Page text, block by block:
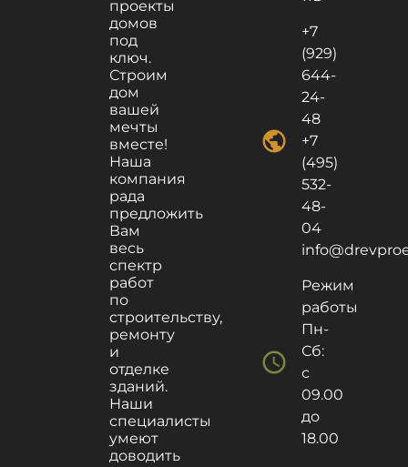
проекты
домов
под
ключ.
Строим
дом
вашей
мечты
вместе!
Наша
компания
рада
предложить
Вам
весь
спектр
работ
по
строительству,
ремонту
и
отделке
зданий.
Наши
специалисты
умеют
доводить
public
+7
(929)
644-
24-
48
+7
(495)
532-
48-
04
schedule
Режим
работы
Пн-
Сб:
с
09.00
до
18.00